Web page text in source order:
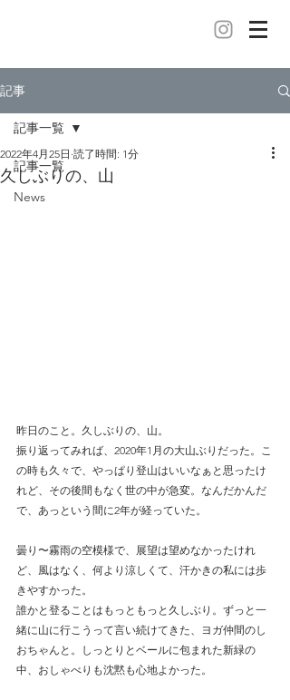
記事
記事一覧
News
記事一覧
久しぶりの、山
2022年4月25日 読了時間: 1分
昨日のこと。久しぶりの、山。
振り返ってみれば、2020年1月の大山ぶりだった。こ
の時も久々で、やっぱり登山はいいなぁと思ったけ
れど、その後間もなく世の中が急変。なんだかんだ
で、あっという間に2年が経っていた。
曇り〜霧雨の空模様で、展望は望めなかったけれ
ど、風はなく、何より涼しくて、汗かきの私には歩
きやすかった。
誰かと登ることはもっともっと久しぶり。ずっと一
緒に山に行こうって言い続けてきた、ヨガ仲間のし
おちゃんと。しっとりとベールに包まれた新緑の
中、おしゃべりも沈黙も心地よかった。